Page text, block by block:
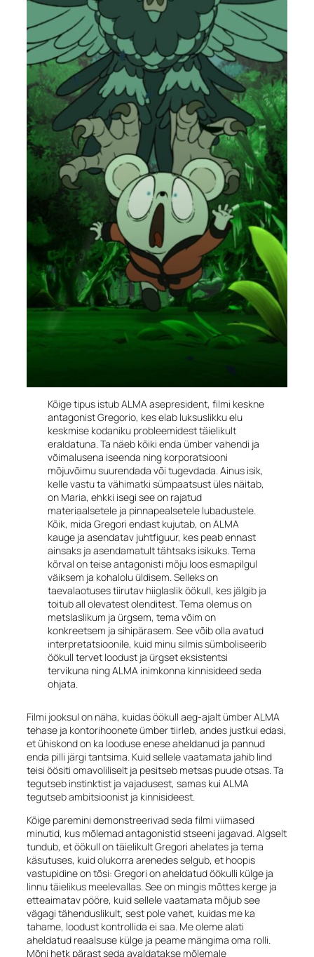
Kõige tipus istub ALMA asepresident, filmi keskne
antagonist Gregorio, kes elab luksuslikku elu
keskmise kodaniku probleemidest täielikult
eraldatuna. Ta näeb kõiki enda ümber vahendi ja
võimalusena iseenda ning korporatsiooni
mõjuvõimu suurendada või tugevdada. Ainus isik,
kelle vastu ta vähimatki sümpaatsust üles näitab,
on Maria, ehkki isegi see on rajatud
materiaalsetele ja pinnapealsetele lubadustele.
Kõik, mida Gregori endast kujutab, on ALMA
kauge ja asendatav juhtfiguur, kes peab ennast
ainsaks ja asendamatult tähtsaks isikuks. Tema
kõrval on teise antagonisti mõju loos esmapilgul
väiksem ja kohalolu üldisem. Selleks on
taevalaotuses tiirutav hiiglaslik öökull, kes jälgib ja
toitub all olevatest olenditest. Tema olemus on
metslaslikum ja ürgsem, tema võim on
konkreetsem ja sihipärasem. See võib olla avatud
interpretatsioonile, kuid minu silmis sümboliseerib
öökull tervet loodust ja ürgset eksistentsi
tervikuna ning ALMA inimkonna kinnisideed seda
ohjata.
Filmi jooksul on näha, kuidas öökull aeg-ajalt ümber ALMA
tehase ja kontorihoonete ümber tiirleb, andes justkui edasi,
et ühiskond on ka looduse enese aheldanud ja pannud
enda pilli järgi tantsima. Kuid sellele vaatamata jahib lind
teisi öösiti omavoliliselt ja pesitseb metsas puude otsas. Ta
tegutseb instinktist ja vajadusest, samas kui ALMA
tegutseb ambitsioonist ja kinnisideest.
Kõige paremini demonstreerivad seda filmi viimased
minutid, kus mõlemad antagonistid stseeni jagavad. Algselt
tundub, et öökull on täielikult Gregori ahelates ja tema
käsutuses, kuid olukorra arenedes selgub, et hoopis
vastupidine on tõsi: Gregori on aheldatud öökulli külge ja
linnu täielikus meelevallas. See on mingis mõttes kerge ja
etteaimatav pööre, kuid sellele vaatamata mõjub see
vägagi tähenduslikult, sest pole vahet, kuidas me ka
tahame, loodust kontrollida ei saa. Me oleme alati
aheldatud reaalsuse külge ja peame mängima oma rolli.
Mõni hetk pärast seda avaldatakse mõlemale